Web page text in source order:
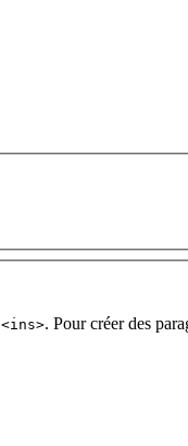
<ins>. Pour créer des